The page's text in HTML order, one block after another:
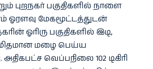
புறநகர் பகுதிகளில் நாளை
ஓரளவு மேகமூட்டத்துடன்
ஓரிரு பகுதிகளில் இடி,
மழை பெய்ய
வெப்பநிலை 102 டிகிரி